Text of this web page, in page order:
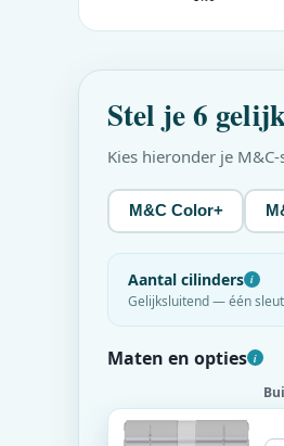
Stel je 6
Kies hieronder je M&C-
M&C Color+
Aantal cilinders i
Gelijksluitend — één
Maten en opties i